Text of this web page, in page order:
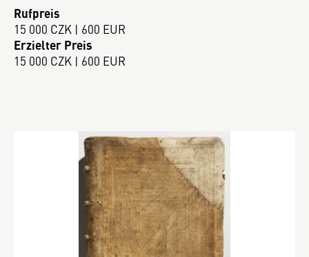
Rufpreis
15 000 CZK | 600 EUR
Erzielter Preis
15 000 CZK | 600 EUR